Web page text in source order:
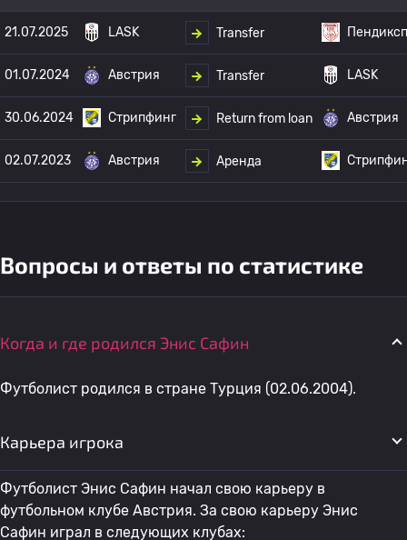
21.07.2025 LASK Transfer
01.07.2024 Австрия Transfer LASK
30.06.2024 Стрипфинг Return from loan Австрия
02.07.2023 Австрия Аренда
Вопросы и ответы по статистике
Когда и где родился Энис Сафин
Футболист родился в стране Турция (02.06.2004).
Карьера игрока
Футболист Энис Сафин начал свою карьеру в
футбольном клубе Австрия. За свою карьеру Энис
Сафин играл в следующих клубах: